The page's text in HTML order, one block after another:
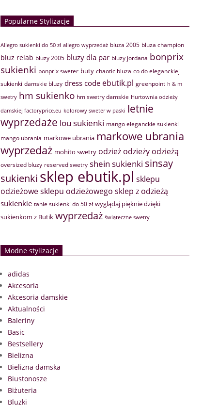
Popularne Stylizacje
Allegro sukienki do 50 zł allegro wyprzedaż bluza 2005 bluza champion
bluz relab bluzy 2005 bluzy dla par bluzy jordana bonprix
sukienki bonprix sweter buty chaotic bluza co do eleganckiej
sukienki damskie bluzy dress code ebutik.pl greenpoint h & m
swetry hm sukienko hm swetry damskie Hurtownia odzieży
damskiej factoryprice.eu kolorowy sweter w paski letnie
wyprzedaże lou sukienki mango eleganckie sukienki
mango ubrania markowe ubrania markowe ubrania
wyprzedaż mohito swetry odzież odzieży odzieżą
oversized bluzy reserved swetry shein sukienki sinsay
sukienki sklep ebutik.pl sklepu
odzieżowesklepu odzieżowego sklep z odzieżą
sukienkie tanie sukienki do 50 zł wyglądaj pięknie dzięki
sukienkom z Butik wyprzedaż świąteczne swetry
Modne stylizacje
adidas
Akcesoria
Akcesoria damskie
Aktualności
Baleriny
Basic
Bestsellery
Bielizna
Bielizna damska
Biustonosze
Biżuteria
Bluzki